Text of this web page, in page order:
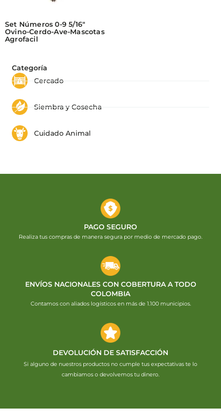
Categoría
Cercado
Siembra y Cosecha
Cuidado Animal
Set Números 0-9 5/16″
Ovino-Cerdo-Ave-Mascotas
Agrofacil
PAGO SEGURO
Realiza tus compras de manera segura por medio de mercado pago.
ENVÍOS NACIONALES CON COBERTURA A TODO
COLOMBIA
Contamos con aliados logísticos en más de 1.100 municipios.
DEVOLUCIÓN DE SATISFACCIÓN
Si alguno de nuestros productos no cumple tus expectativas te lo
cambiamos o devolvemos tu dinero.